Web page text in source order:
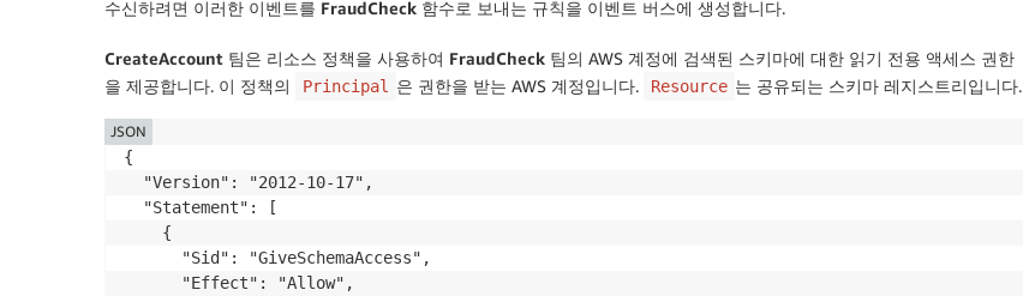
수신하려면 이러한 이벤트를 FraudCheck 함수로 보내는 규칙을 이벤트 버스에 생성합니다.
CreateAccount 팀은 리소스 정책을 사용하여 FraudCheck 팀의 AWS 계정에 검색된 스키마에 대한 읽기 전용 액세스 권한
을 제공합니다. 이 정책의
Principal 은 권한을 받는 AWS 계정입니다. Resource 는 공유되는 스키마 레지스트리입니다.
{
  "Version": "2012-10-17",
  "Statement": [
    {
      "Sid": "GiveSchemaAccess",
      "Effect": "Allow",
JSON